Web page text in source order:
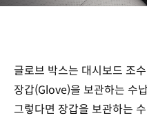
글로브 박스는 대시보드 조
장갑(Glove)을 보관하는 수
그렇다면 장갑을 보관하는